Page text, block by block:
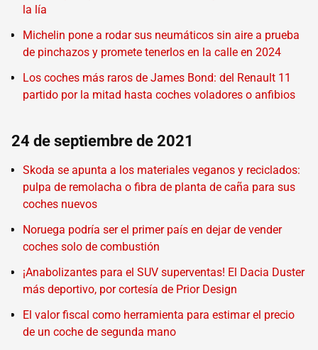
la lía
Michelin pone a rodar sus neumáticos sin aire a prueba
de pinchazos y promete tenerlos en la calle en 2024
Los coches más raros de James Bond: del Renault 11
partido por la mitad hasta coches voladores o anfibios
24 de septiembre de 2021
Skoda se apunta a los materiales veganos y reciclados:
pulpa de remolacha o fibra de planta de caña para sus
coches nuevos
Noruega podría ser el primer país en dejar de vender
coches solo de combustión
¡Anabolizantes para el SUV superventas! El Dacia Duster
más deportivo, por cortesía de Prior Design
El valor fiscal como herramienta para estimar el precio
de un coche de segunda mano